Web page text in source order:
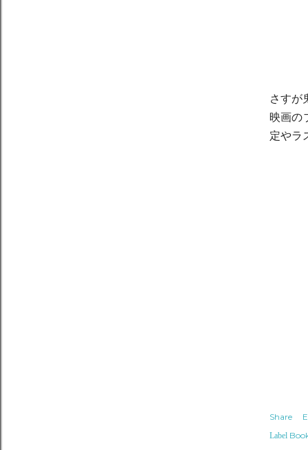
さすが
映画の
定やラ
Share
Label